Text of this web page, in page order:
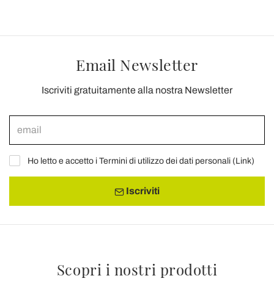
Email Newsletter
Iscriviti gratuitamente alla nostra Newsletter
Ho letto e accetto i Termini di utilizzo dei dati personali (Link)
Iscriviti
Scopri i nostri prodotti